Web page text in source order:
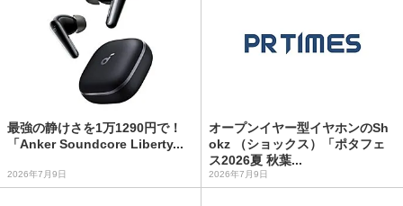
最強の静けさを1万1290円で！
「Anker Soundcore Liberty...
2026年7月9日
オープンイヤー型イヤホンのSh
okz （ショックス）「ポタフェ
ス2026夏 秋葉...
2026年7月9日